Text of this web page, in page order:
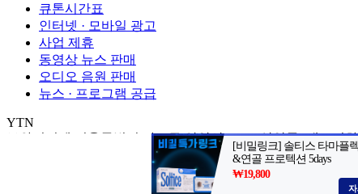
큐톤시간표
인터넷 · 모바일 광고
사업 제휴
동영상 뉴스 판매
오디오 음원 판매
뉴스 · 프로그램 공급
YTN
㈜와이티엔
서울특별시 마포구 상암산로 76 (상암동) 대표전
서울특별시 마포구 상암산로 76 (상암동) 등록번호:
대표전화: 02-398-8000발행인: 김백
편집
Copyright (c) YTN. All rights reserved. 무단 전재, 재배포 및 AI